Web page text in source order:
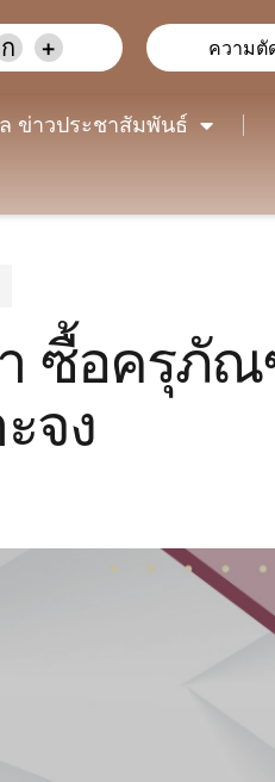
ก + ความตั
ข่าวประชาสัมพันธ์
า ซื้อครุภั
จง